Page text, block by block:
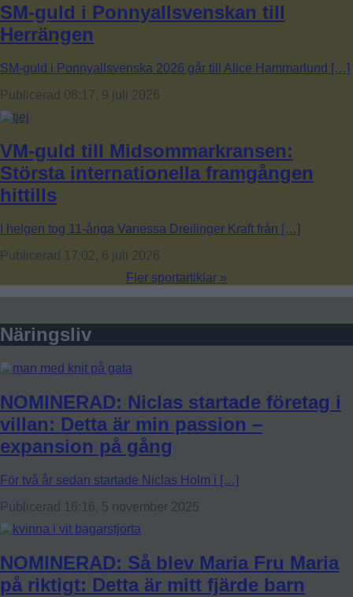
SM-guld i Ponnyallsvenskan till
Herrängen
SM-guld i Ponnyallsvenska 2026 går till Alice Hammarlund […]
Publicerad 08:17, 9 juli 2026
VM-guld till Midsommarkransen:
Största internationella framgången
hittills
I helgen tog 11-åriga Vanessa Dreilinger Kraft från […]
Publicerad 17:02, 6 juli 2026
Fler sportartiklar »
Näringsliv
NOMINERAD: Niclas startade företag i
villan: Detta är min passion –
expansion på gång
För två år sedan startade Niclas Holm i […]
Publicerad 16:16, 5 november 2025
NOMINERAD: Så blev Maria Fru Maria
på riktigt: Detta är mitt fjärde barn